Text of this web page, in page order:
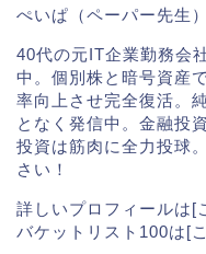
ぺいぱ（ペーパー先生）
40代の元IT企業勤務会
中。個別株と暗号資産
率向上させ完全復活。
となく発信中。金融投
投資は筋肉に全力投球
さい！
詳しいプロフィールは[
バケットリスト100は[